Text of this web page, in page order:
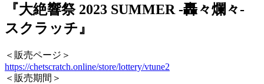
『大絶響祭 2023 SUMMER -轟々爛々-
スクラッチ』
＜販売ページ＞
https://chetscratch.online/store/lottery/vtune2
＜販売期間＞